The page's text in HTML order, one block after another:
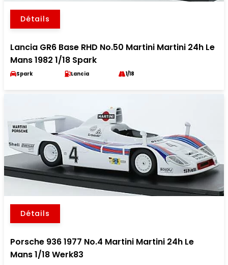
Détails
Lancia GR6 Base RHD No.50 Martini Martini 24h Le
Mans 1982 1/18 Spark
Spark Lancia 1/18
Détails
Porsche 936 1977 No.4 Martini Martini 24h Le
Mans 1/18 Werk83